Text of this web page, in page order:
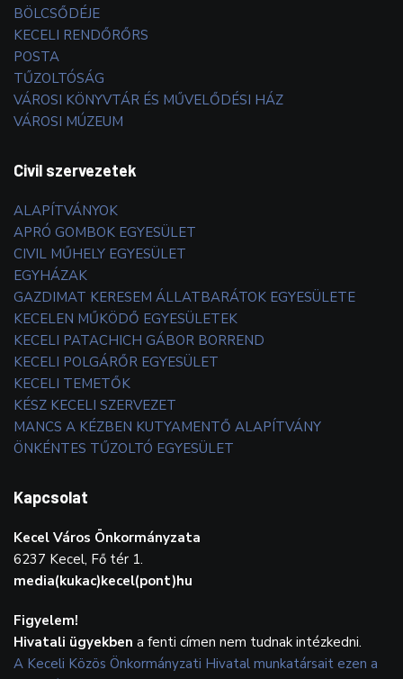
BÖLCSŐDÉJE
KECELI RENDŐRŐRS
POSTA
TŰZOLTÓSÁG
VÁROSI KÖNYVTÁR ÉS MŰVELŐDÉSI HÁZ
VÁROSI MÚZEUM
Civil szervezetek
ALAPÍTVÁNYOK
APRÓ GOMBOK EGYESÜLET
CIVIL MŰHELY EGYESÜLET
EGYHÁZAK
GAZDIMAT KERESEM ÁLLATBARÁTOK EGYESÜLETE
KECELEN MŰKÖDŐ EGYESÜLETEK
KECELI PATACHICH GÁBOR BORREND
KECELI POLGÁRŐR EGYESÜLET
KECELI TEMETŐK
KÉSZ KECELI SZERVEZET
MANCS A KÉZBEN KUTYAMENTŐ ALAPÍTVÁNY
ÖNKÉNTES TŰZOLTÓ EGYESÜLET
Kapcsolat
Kecel Város Önkormányzata
6237 Kecel, Fő tér 1.
media(kukac)kecel(pont)hu
Figyelem!
Hivatali ügyekben a fenti címen nem tudnak intézkedni.
A Keceli Közös Önkormányzati Hivatal munkatársait ezen a